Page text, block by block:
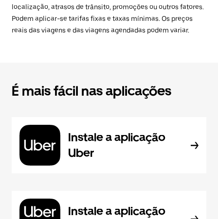
localização, atrasos de trânsito, promoções ou outros fatores.
Podem aplicar-se tarifas fixas e taxas mínimas. Os preços
reais das viagens e das viagens agendadas podem variar.
É mais fácil nas aplicações
Instale a aplicação
Uber
Instale a aplicação